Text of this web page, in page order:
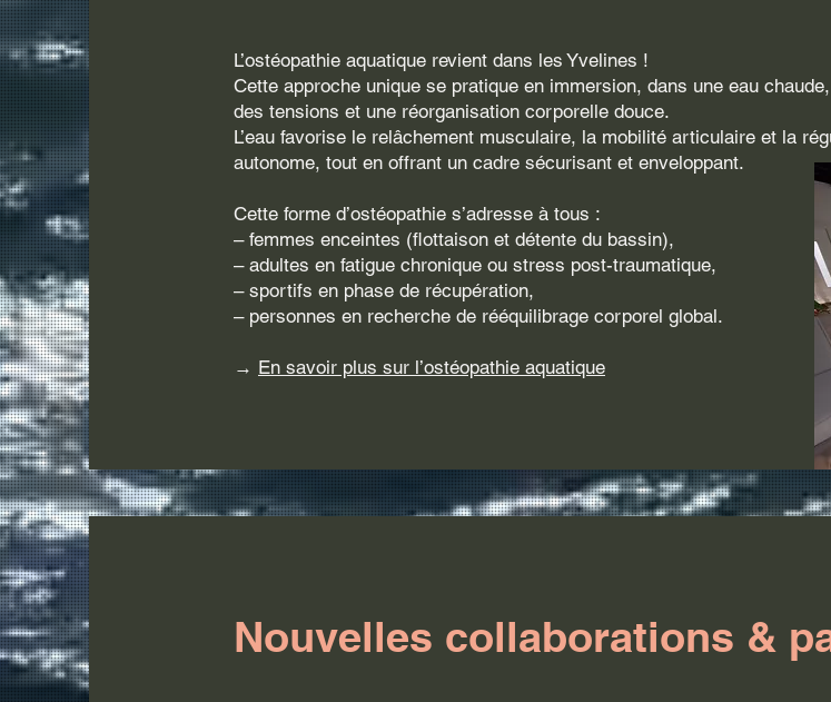
L’ostéopathie aquatique revient dans les Yvelines !
Cette approche unique se pratique en immersion, dans une eau
des tensions et une réorganisation corporelle douce.
L’eau favorise le relâchement musculaire, la mobilité articulaire et la
autonome, tout en offrant un cadre sécurisant et enveloppant.
Cette forme d’ostéopathie s’adresse à tous :
– femmes enceintes (flottaison et détente du bassin),
– adultes en fatigue chronique ou stress post-traumatique,
– sportifs en phase de récupération,
– personnes en recherche de rééquilibrage corporel global.
→ En savoir plus sur l’ostéopathie aquatique
Nouvelles collaborations &